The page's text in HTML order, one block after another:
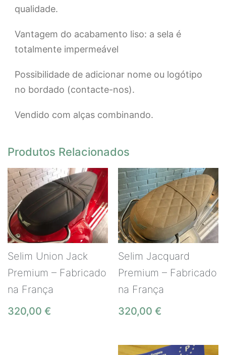
qualidade.
Vantagem do acabamento liso: a sela é
totalmente impermeável
Possibilidade de adicionar nome ou logótipo
no bordado (contacte-nos).
Vendido com alças combinando.
Produtos Relacionados
Selim Union Jack
Premium – Fabricado
na França
320,00 €
Selim Jacquard
Premium – Fabricado
na França
320,00 €